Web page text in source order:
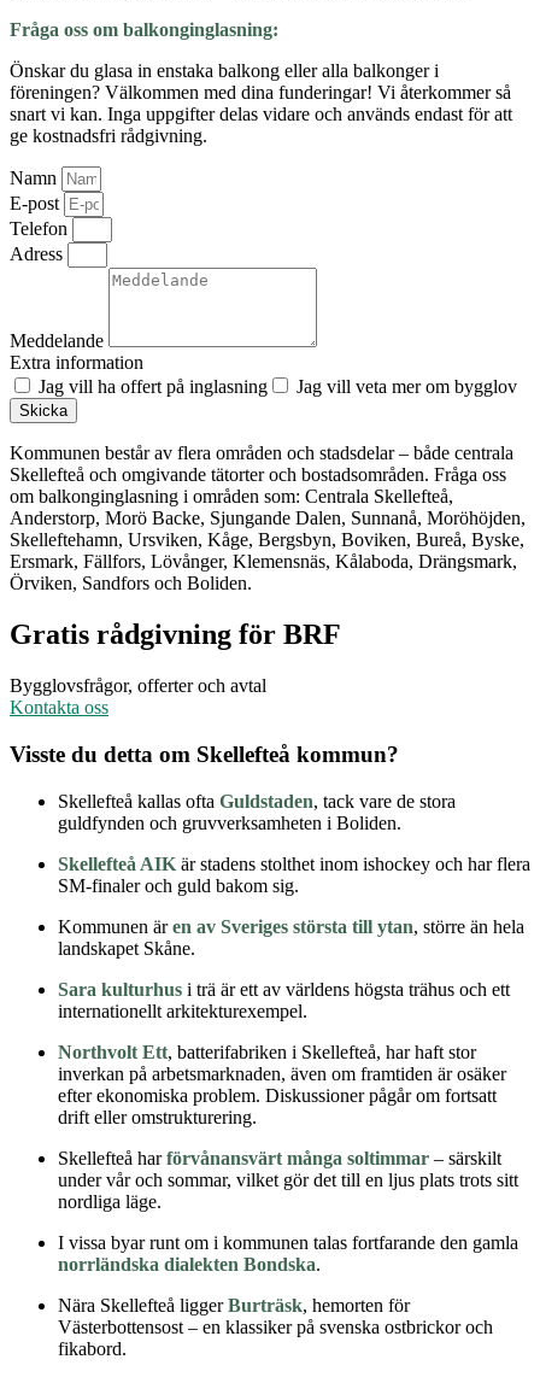
Fråga oss om balkonginglasning:
Önskar du glasa in enstaka balkong eller alla balkonger i
föreningen? Välkommen med dina funderingar! Vi återkommer så
snart vi kan. Inga uppgifter delas vidare och används endast för att
ge kostnadsfri rådgivning.
Namn
E-post
Telefon
Adress
Meddelande
Extra information
Jag vill ha offert på inglasning
Jag vill veta mer om bygglov
Skicka
Kommunen består av flera områden och stadsdelar – både centrala
Skellefteå och omgivande tätorter och bostadsområden. Fråga oss
om balkonginglasning i områden som: Centrala Skellefteå,
Anderstorp, Morö Backe, Sjungande Dalen, Sunnanå, Moröhöjden,
Skelleftehamn, Ursviken, Kåge, Bergsbyn, Boviken, Bureå, Byske,
Ersmark, Fällfors, Lövånger, Klemensnäs, Kålaboda, Drängsmark,
Örviken, Sandfors och Boliden.
Gratis rådgivning för BRF
Bygglovsfrågor, offerter och avtal
Kontakta oss
Visste du detta om Skellefteå kommun?
Skellefteå kallas ofta Guldstaden, tack vare de stora
guldfynden och gruvverksamheten i Boliden.
Skellefteå AIK är stadens stolthet inom ishockey och har flera
SM-finaler och guld bakom sig.
Kommunen ären av Sveriges största till ytan, större än hela
landskapet Skåne.
Sara kulturhus i trä är ett av världens högsta trähus och ett
internationellt arkitekturexempel.
Northvolt Ett, batterifabriken i Skellefteå, har haft stor
inverkan på arbetsmarknaden, även om framtiden är osäker
efter ekonomiska problem. Diskussioner pågår om fortsatt
drift eller omstrukturering.
Skellefteå harförvånansvärt många soltimmar – särskilt
under vår och sommar, vilket gör det till en ljus plats trots sitt
nordliga läge.
I vissa byar runt om i kommunen talas fortfarande den gamla
norrländska dialekten Bondska.
Nära Skellefteå liggerBurträsk, hemorten för
Västerbottensost – en klassiker på svenska ostbrickor och
fikabord.